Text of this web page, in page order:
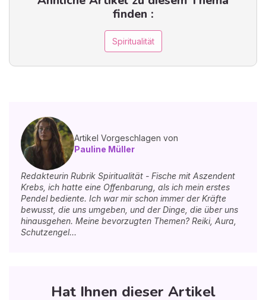
finden :
Spiritualität
Artikel Vorgeschlagen von
Pauline Müller
Redakteurin Rubrik Spiritualität - Fische mit Aszendent
Krebs, ich hatte eine Offenbarung, als ich mein erstes
Pendel bediente. Ich war mir schon immer der Kräfte
bewusst, die uns umgeben, und der Dinge, die über uns
hinausgehen. Meine bevorzugten Themen? Reiki, Aura,
Schutzengel...
Hat Ihnen dieser Artikel